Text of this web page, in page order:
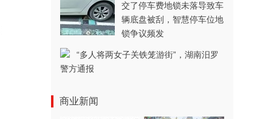
交了停车费地锁未落导致车
辆底盘被刮，智慧停车位地
锁争议频发
“多人将两女子关铁笼游街”，湖南汨罗
警方通报
商业新闻